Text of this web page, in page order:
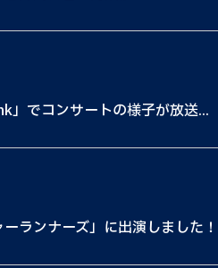
」でコンサートの様子が放送...
ランナーズ」に出演しました！